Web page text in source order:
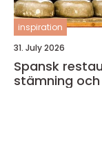
inspiration
31. July 2026
Spansk
stämning